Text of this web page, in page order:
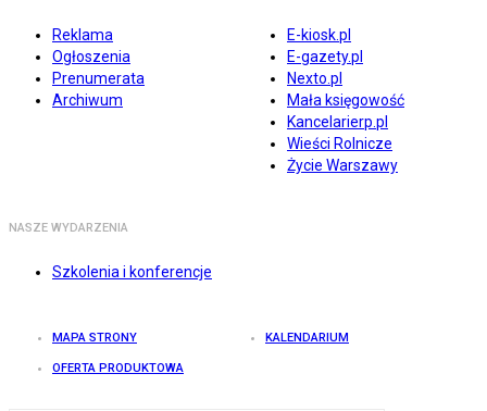
Reklama
Ogłoszenia
Prenumerata
Archiwum
E-kiosk.pl
E-gazety.pl
Nexto.pl
Mała księgowość
Kancelarierp.pl
Wieści Rolnicze
Życie Warszawy
NASZE WYDARZENIA
Szkolenia i konferencje
MAPA STRONY KALENDARIUM
OFERTA PRODUKTOWA